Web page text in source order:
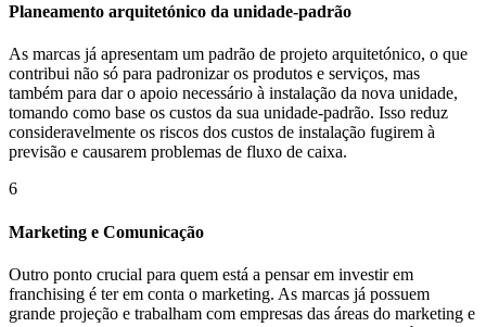
Planeamento arquitetónico da unidade-padrão
As marcas já apresentam um padrão de projeto arquitetónico, o que
contribui não só para padronizar os produtos e serviços, mas
também para dar o apoio necessário à instalação da nova unidade,
tomando como base os custos da sua unidade-padrão. Isso reduz
consideravelmente os riscos dos custos de instalação fugirem à
previsão e causarem problemas de fluxo de caixa.
6
Marketing e Comunicação
Outro ponto crucial para quem está a pensar em investir em
franchising é ter em conta o marketing. As marcas já possuem
grande projeção e trabalham com empresas das áreas do marketing e